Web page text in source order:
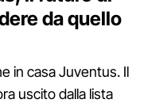
da quello
in casa Juventus. Il
uscito dalla lista